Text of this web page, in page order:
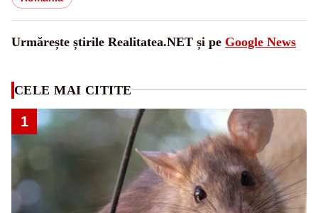
Urmărește știrile Realitatea.NET și pe Google News
CELE MAI CITITE
1